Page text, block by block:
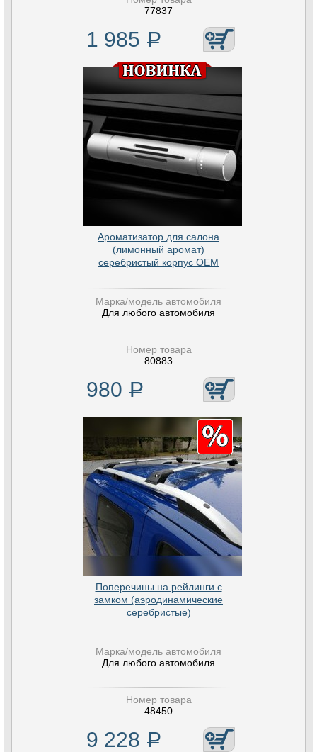
77837
1 985 Р
Ароматизатор для салона
(лимонный аромат)
серебристый корпус OEM
Марка/модель автомобиля
Для любого автомобиля
Номер товара
80883
980 Р
Поперечины на рейлинги с
замком (аэродинамические
серебристые)
Марка/модель автомобиля
Для любого автомобиля
Номер товара
48450
9 228 Р